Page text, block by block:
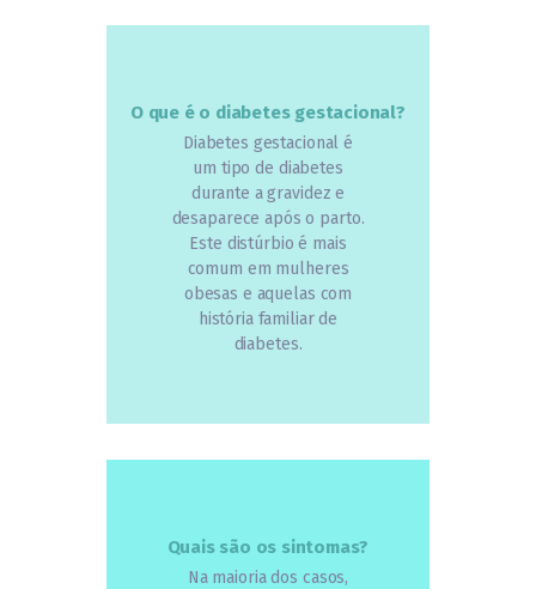
O que é o diabetes gestacional?
Diabetes gestacional é
um tipo de diabetes
durante a gravidez e
desaparece após o parto.
Este distúrbio é mais
comum em mulheres
obesas e aquelas com
história familiar de
diabetes.
Quais são os sintomas?
Na maioria dos casos,